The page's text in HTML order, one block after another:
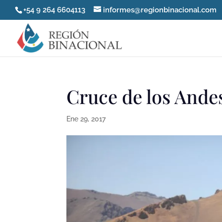
+54 9 264 6604113 informes@regionbinacional.com
Cruce de los
Ene 29, 2017